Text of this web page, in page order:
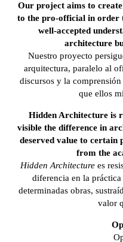
Our project aims to
to the pro-official in order
well-accepted
architecture
Nuestro proyecto
arquitectura, paralelo al
discursos y la
que ellos
Hidden Architecture is
visible the difference in
deserved value to certain
from the
Hidden Architecturees
diferencia en la
determinadas obras,
valor